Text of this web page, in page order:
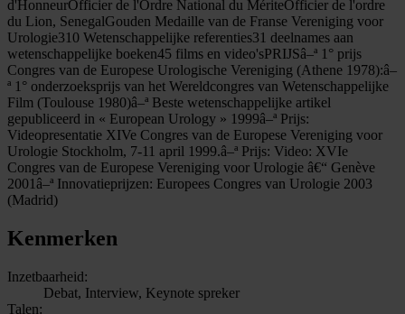
d'HonneurOfficier de l'Ordre National du MériteOfficier de l'ordre
du Lion, SenegalGouden Medaille van de Franse Vereniging voor
Urologie310 Wetenschappelijke referenties31 deelnames aan
wetenschappelijke boeken45 films en video'sPRIJSâ–ª 1° prijs
Congres van de Europese Urologische Vereniging (Athene 1978):â–
ª 1° onderzoeksprijs van het Wereldcongres van Wetenschappelijke
Film (Toulouse 1980)â–ª Beste wetenschappelijke artikel
gepubliceerd in « European Urology » 1999â–ª Prijs:
Videopresentatie XIVe Congres van de Europese Vereniging voor
Urologie Stockholm, 7-11 april 1999.â–ª Prijs: Video: XVIe
Congres van de Europese Vereniging voor Urologie â€“ Genève
2001â–ª Innovatieprijzen: Europees Congres van Urologie 2003
(Madrid)
Kenmerken
Inzetbaarheid:
Debat, Interview, Keynote spreker
Talen: